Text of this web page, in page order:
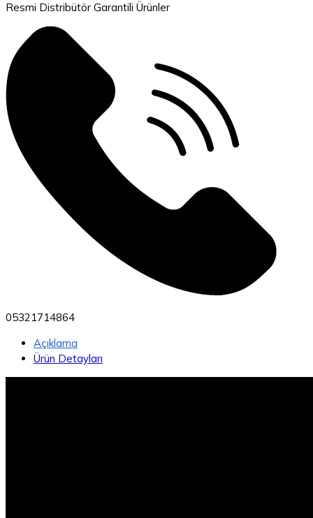
Resmi Distribütör Garantili Ürünler
05321714864
Açıklama
Ürün Detayları